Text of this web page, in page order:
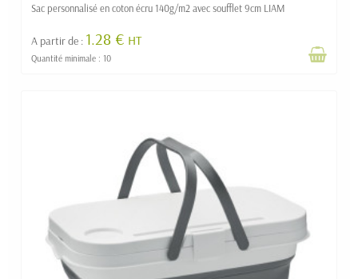
Sac personnalisé en coton écru 140g/m2 avec soufflet 9cm LIAM
A partir de : 1.28 € HT
Quantité minimale : 10